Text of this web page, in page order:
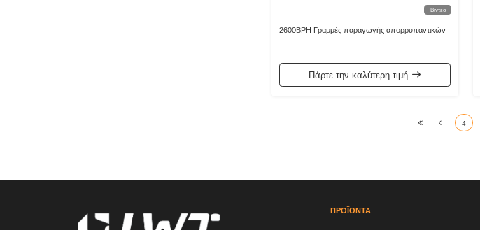
Βίντεο
2600BPH Γραμμές παραγωγής απορρυπαντικών
Πάρτε την καλύτερη τιμή
4
ΠΡΟΪΌΝΤΑ